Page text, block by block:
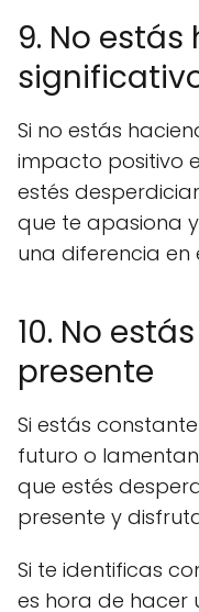
9. No
Si no estás
impacto positivo
estés
que te apasiona
una diferencia en
10. No
presente
Si estás
futuro o
que estés
presente y
Si te identificas
es hora de hacer